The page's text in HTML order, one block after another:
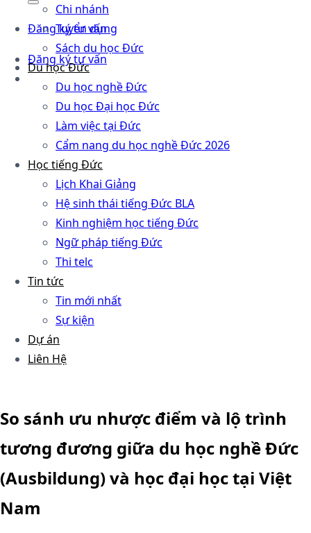
Đăng ký tư vấn
Đăng ký tư vấn
Chi nhánh
Tuyển dụng
Sách du học Đức
Du học Đức
Du học nghề Đức
Du học Đại học Đức
Làm việc tại Đức
Cẩm nang du học nghề Đức 2026
Học tiếng Đức
Lịch Khai Giảng
Hệ sinh thái tiếng Đức BLA
Kinh nghiệm học tiếng Đức
Ngữ pháp tiếng Đức
Thi telc
Tin tức
Tin mới nhất
Sự kiện
Dự án
Liên Hệ
So sánh ưu nhược điểm và lộ trình
tương đương giữa du học nghề Đức
(Ausbildung) và học đại học tại Việt
Nam